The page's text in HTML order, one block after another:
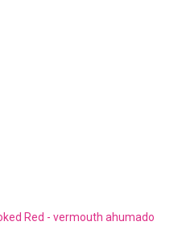
Red - vermouth ahumado